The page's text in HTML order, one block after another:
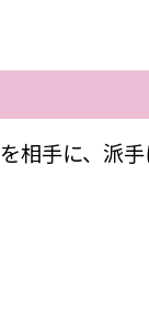
相手に、派